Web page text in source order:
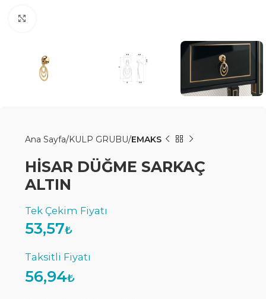
Ana Sayfa KULP GRUBU EMAKS
HİSAR DÜĞME SARKAÇ
ALTIN
53,57₺
56,94₺